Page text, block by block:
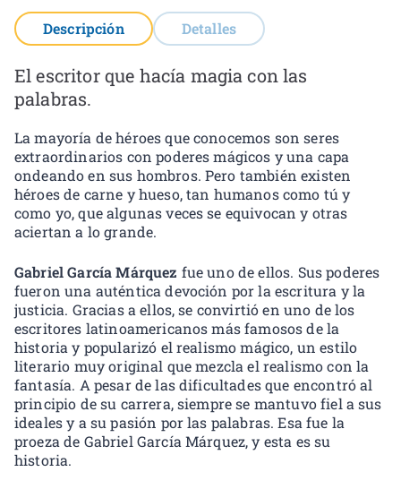
Descripción Detalles
El escritor que hacía magia con las
palabras.
La mayoría de héroes que conocemos son seres
extraordinarios con poderes mágicos y una capa
ondeando en sus hombros. Pero también existen
héroes de carne y hueso, tan humanos como tú y
como yo, que algunas veces se equivocan y otras
aciertan a lo grande.
Gabriel García Márquez fue uno de ellos. Sus poderes
fueron una auténtica devoción por la escritura y la
justicia. Gracias a ellos, se convirtió en uno de los
escritores latinoamericanos más famosos de la
historia y popularizó el realismo mágico, un estilo
literario muy original que mezcla el realismo con la
fantasía. A pesar de las dificultades que encontró al
principio de su carrera, siempre se mantuvo fiel a sus
ideales y a su pasión por las palabras. Esa fue la
proeza de Gabriel García Márquez, y esta es su
historia.